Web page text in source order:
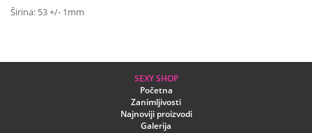
Širina: 53 +/- 1mm
SEXY SHOP
Početna
Zanimljivosti
Najnoviji proizvodi
Galerija